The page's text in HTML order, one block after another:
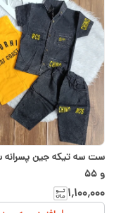
و ۵۵
۱٬۱۰۰٬۰۰۰